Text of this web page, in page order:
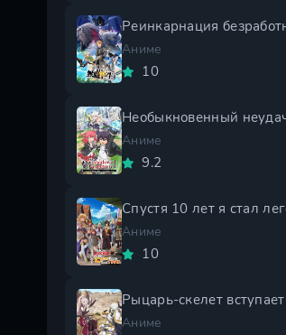
Аниме
10
Необыкновенный
Аниме
9.2
Спустя 10 лет я стал
Аниме
10
Аниме